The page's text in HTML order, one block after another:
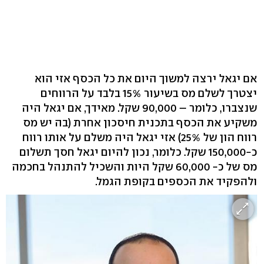
אם יגאל ירצה למשוך היום את כל הכסף אזי הוא
יצטרך לשלם מס בשיעור 15% בלבד על הרווחים
שנצברו, כלומר – 90,000 שקל. מאידך, אם יגאל היה
משקיע את הכסף בתכנית חיסכון אחרת (בה יש מס
רווח הון של 25%) אזי יגאל היה משלם על אותו רווח
כ-150,000 שקל. כלומר, נכון להיום יגאל חסך תשלום
מס של כ- 60,000 שקל היות והשכיל להתנהל בחכמה
ולהפקיד את הכספים בקופת הגמל.